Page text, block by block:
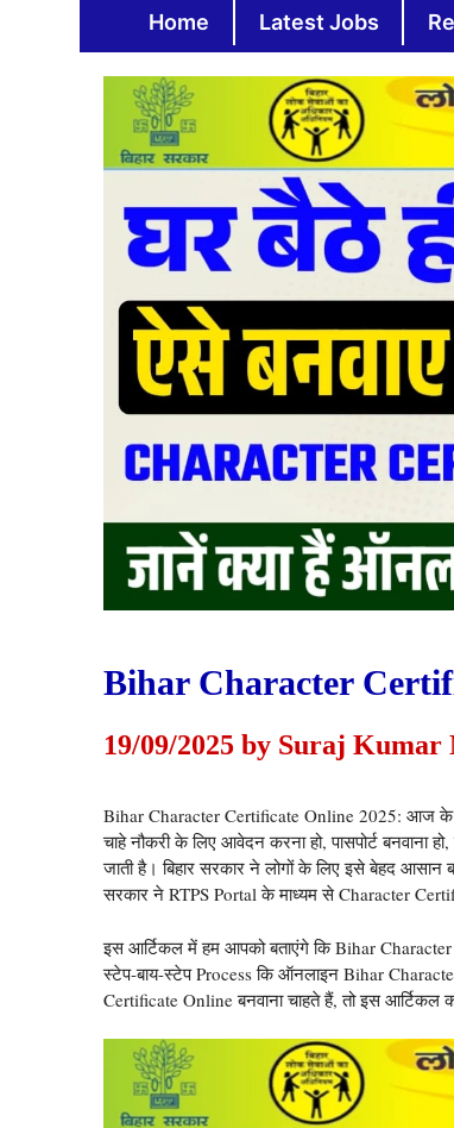
Home Latest Jobs
Bihar Character
19/09/2025 by Suraj Kumar
Bihar Character Certificate Online 2025: आज के
चाहे नौकरी के लिए आवेदन करना हो, पासपोर्ट बनवाना
जाती है। बिहार सरकार ने लोगों के लिए इसे बेहद आसान
सरकार ने RTPS Portal के माध्यम से Character
इस आर्टिकल में हम आपको बताएंगे कि Bihar
स्टेप-बाय-स्टेप Process कि ऑनलाइन Bihar
Certificate Online बनवाना चाहते हैं, तो इस